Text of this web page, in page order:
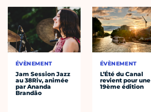
ÉVÈNEMENT
Jam Session Jazz
au 38Riv, animée
par Ananda
Brandão
ÉVÈNEMENT
L’Été du Canal
revient pour une
19ème édition